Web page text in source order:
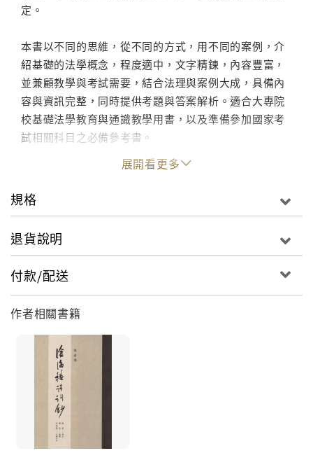
定。
本書以不同的思維，從不同的方式，用不同的案例，介
紹基礎的法學概念，程度適中，文字精鍊，內容豐富，
並兼顧教學與考試需要，結合法理與案例大成，具備內
容與資訊完整，同時提供考題與答案解析。適合大專院
校基礎法學教育與通識教學用書，以及準備參加國家考
試相關科目之必備參考書。
陳滄海
學歷：國立台灣師範大學三民主義研究所法學博士
訓練：法務部司法官訓練所21期結業
經歷：國民大會修憲審查委員會秘書 、臺北市師範學院
兼任講師 、私立南亞工專兼任講師
國立空中大學附設行專兼任講師、國立中央警察大學行
政管理學系兼任副教授
展開看更多
規格
退貨說明
付款/配送
作者相關書籍